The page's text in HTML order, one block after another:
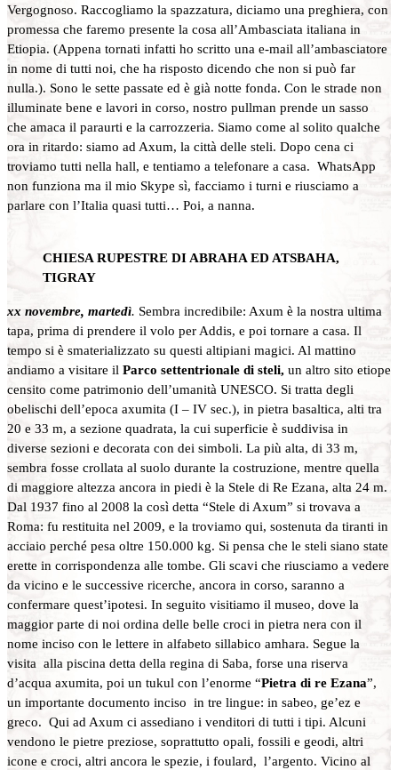
Vergognoso. Raccogliamo la spazzatura, diciamo una preghiera, con
promessa che faremo presente la cosa all’Ambasciata italiana in
Etiopia. (Appena tornati infatti ho scritto una e-mail all’ambasciatore
in nome di tutti noi, che ha risposto dicendo che non si può far
nulla.). Sono le sette passate ed è già notte fonda. Con le strade non
illuminate bene e lavori in corso, nostro pullman prende un sasso
che amaca il paraurti e la carrozzeria. Siamo come al solito qualche
ora in ritardo: siamo ad Axum, la città delle steli. Dopo cena ci
troviamo tutti nella hall, e tentiamo a telefonare a casa. WhatsApp
non funziona ma il mio Skype sì, facciamo i turni e riusciamo a
parlare con l’Italia quasi tutti… Poi, a nanna.
CHIESA RUPESTRE DI ABRAHA ED ATSBAHA,
TIGRAY
xx novembre, martedì. Sembra incredibile: Axum è la nostra ultima
tapa, prima di prendere il volo per Addis, e poi tornare a casa. Il
tempo si è smaterializzato su questi altipiani magici. Al mattino
andiamo a visitare il Parco settentrionale di steli, un altro sito etiope
censito come patrimonio dell’umanità UNESCO. Si tratta degli
obelischi dell’epoca axumita (I – IV sec.), in pietra basaltica, alti tra
20 e 33 m, a sezione quadrata, la cui superficie è suddivisa in
diverse sezioni e decorata con dei simboli. La più alta, di 33 m,
sembra fosse crollata al suolo durante la costruzione, mentre quella
di maggiore altezza ancora in piedi è la Stele di Re Ezana, alta 24 m.
Dal 1937 fino al 2008 la così detta “Stele di Axum” si trovava a
Roma: fu restituita nel 2009, e la troviamo qui, sostenuta da tiranti in
acciaio perché pesa oltre 150.000 kg. Si pensa che le steli siano state
erette in corrispondenza alle tombe. Gli scavi che riusciamo a vedere
da vicino e le successive ricerche, ancora in corso, saranno a
confermare quest’ipotesi. In seguito visitiamo il museo, dove la
maggior parte di noi ordina delle belle croci in pietra nera con il
nome inciso con le lettere in alfabeto sillabico amhara. Segue la
visita alla piscina detta della regina di Saba, forse una riserva
d’acqua axumita, poi un tukul con l’enorme “Pietra di re Ezana”,
un importante documento inciso in tre lingue: in sabeo, ge’ez e
greco. Qui ad Axum ci assediano i venditori di tutti i tipi. Alcuni
vendono le pietre preziose, soprattutto opali, fossili e geodi, altri
icone e croci, altri ancora le spezie, i foulard, l’argento. Vicino al